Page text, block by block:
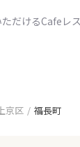
だけるCafeレ
京区 福長町